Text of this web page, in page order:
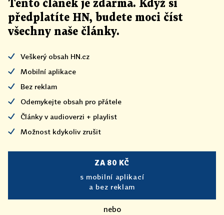
Tento článek je zdarma. Když si
předplatíte HN, budete moci číst
všechny naše články.
Veškerý obsah HN.cz
Mobilní aplikace
Bez reklam
Odemykejte obsah pro přátele
Články v audioverzi + playlist
Možnost kdykoliv zrušit
ZA 80 KČ
s mobilní aplikací
a bez reklam
nebo